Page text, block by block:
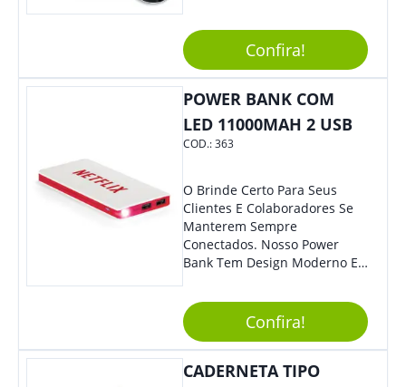
Grande Diferencial Em
Eventos E Feiras Corporativas.
Confira!
POWER BANK COM
LED 11000MAH 2 USB
COD.:363
O Brinde Certo Para Seus
Clientes E Colaboradores Se
Manterem Sempre
Conectados. Nosso Power
Bank Tem Design Moderno E
Na Bolsa Ou Na Mochila.
Compatível Com Diversos
Aparelhos, O Brinde É Super
Eficiente E Ágil, Ideal Para
Quem Busca Praticidade No
Confira!
CADERNETA TIPO